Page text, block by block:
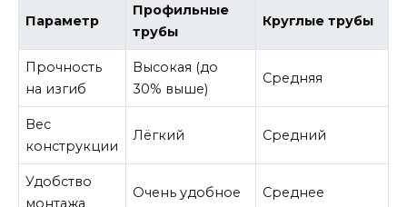
Параметр
Профильные
трубы
Круглые трубы
Прочность
на изгиб
Высокая (до
30% выше)
Средняя
Вес
конструкции
Лёгкий Средний
Удобство
монтажа
Очень удобное Среднее